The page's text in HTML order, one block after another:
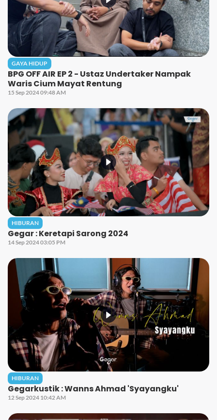
GAYA HIDUP
BPG OFF AIR EP 2 - Ustaz Undertaker Nampak
Waris Cium Mayat Rentung
15 Sep 2024 09:48 AM
HIBURAN
Gegar : Keretapi Sarong 2024
14 Sep 2024 03:05 PM
HIBURAN
Gegarkustik : Wanns Ahmad 'Syayangku'
12 Sep 2024 10:42 AM